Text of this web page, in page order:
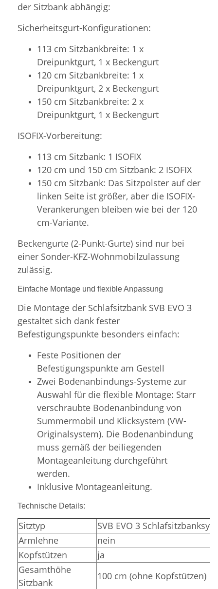
der Sitzbank abhängig:
Sicherheitsgurt-Konfigurationen:
113 cm Sitzbankbreite: 1 x
Dreipunktgurt, 1 x Beckengurt
120 cm Sitzbankbreite: 1 x
Dreipunktgurt, 2 x Beckengurt
150 cm Sitzbankbreite: 2 x
Dreipunktgurt, 1 x Beckengurt
ISOFIX-Vorbereitung:
113 cm Sitzbank: 1 ISOFIX
120 cm und 150 cm Sitzbank: 2 ISOFIX
150 cm Sitzbank: Das Sitzpolster auf der
linken Seite ist größer, aber die ISOFIX-
Verankerungen bleiben wie bei der 120
cm-Variante.
Beckengurte (2-Punkt-Gurte) sind nur bei
einer Sonder-KFZ-Wohnmobilzulassung
zulässig.
Einfache Montage und flexible Anpassung
Die Montage der Schlafsitzbank SVB EVO 3
gestaltet sich dank fester
Befestigungspunkte besonders einfach:
Feste Positionen der
Befestigungspunkte am Gestell
Zwei Bodenanbindungs-Systeme zur
Auswahl für die flexible Montage: Starr
verschraubte Bodenanbindung von
Summermobil und Klicksystem (VW-
Originalsystem). Die Bodenanbindung
muss gemäß der beiliegenden
Montageanleitung durchgeführt
werden.
Inklusive Montageanleitung.
Technische Details:
Sitztyp
SVB EVO 3
Armlehne
nein
Kopfstützen
ja
Gesamthöhe
Sitzbank
100 cm (ohne Kopfstützen)